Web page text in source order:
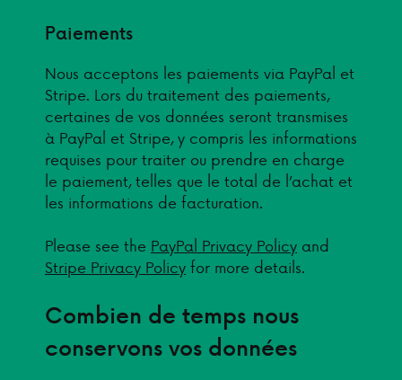
Paiements
Nous acceptons les paiements via PayPal et
Stripe. Lors du traitement des paiements,
certaines de vos données seront transmises
à PayPal et Stripe, y compris les informations
requises pour traiter ou prendre en charge
le paiement, telles que le total de l’achat et
les informations de facturation.
Please see the PayPal Privacy Policy and
Stripe Privacy Policy for more details.
Combien de temps nous
conservons vos données